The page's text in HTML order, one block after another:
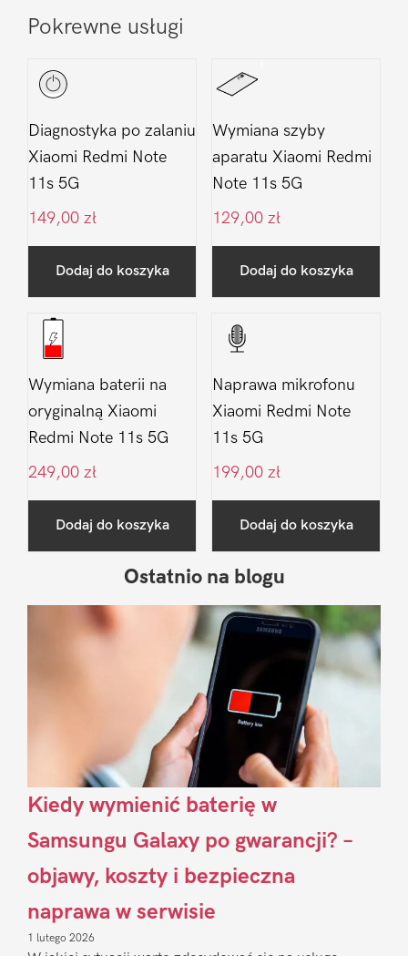
Pokrewne usługi
Diagnostyka po zalaniu
Xiaomi Redmi Note
11s 5G
149,00 zł
Dodaj do koszyka
Wymiana szyby
aparatu Xiaomi Redmi
Note 11s 5G
129,00 zł
Dodaj do koszyka
Wymiana baterii na
oryginalną Xiaomi
Redmi Note 11s 5G
249,00 zł
Dodaj do koszyka
Naprawa mikrofonu
Xiaomi Redmi Note
11s 5G
199,00 zł
Dodaj do koszyka
Sidebar
Ostatnio na blogu
Kiedy wymienić baterię w
Samsungu Galaxy po gwarancji? –
objawy, koszty i bezpieczna
naprawa w serwisie
1 lutego 2026